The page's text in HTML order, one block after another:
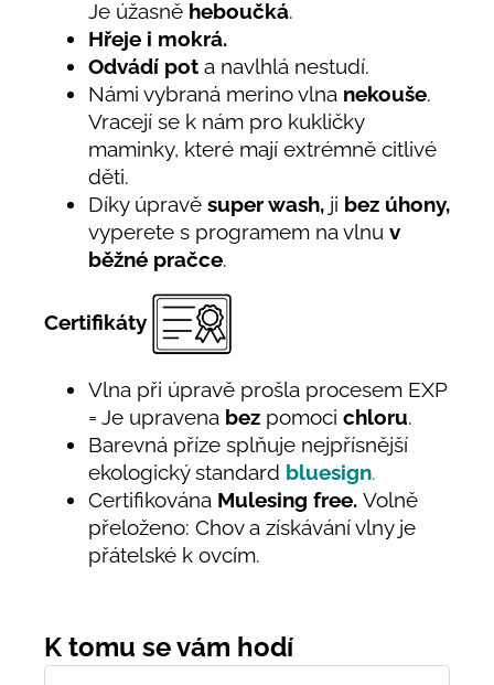
Je úžasně heboučká.
Hřeje i mokrá.
Odvádí pot a navlhlá nestudí.
Námi vybraná merino vlna nekouše.
Vracejí se k nám pro kukličky
maminky, které mají extrémně citlivé
děti.
Díky úpravě super wash, ji bez úhony,
vyperete s programem na vlnu v
běžné pračce.
Certifikáty
Vlna při úpravě prošla procesem EXP
= Je upravena bez pomoci chloru.
Barevná příze splňuje nejpřísnější
ekologický standard bluesign.
Certifikována Mulesing free. Volně
přeloženo: Chov a získávání vlny je
přátelské k ovcím.